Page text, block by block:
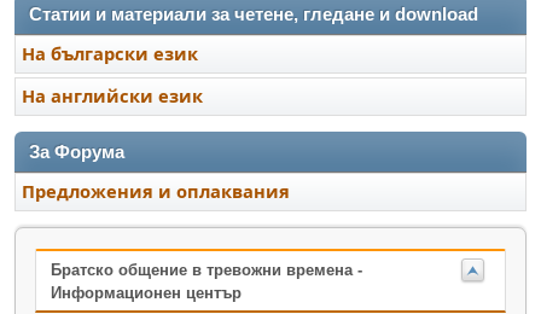
Статии и материали за четене, гледане и download
На български език
На английски език
За Форума
Предложения и оплаквания
Братско общение в тревожни времена -
Информационен център